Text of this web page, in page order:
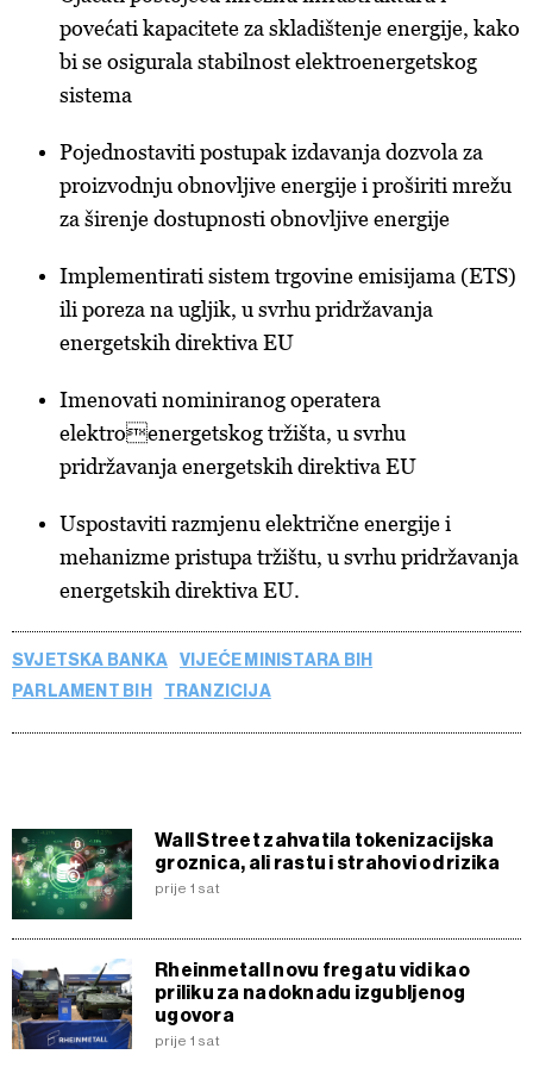
ažurirati klikom na „Prikaži detalje“. Privolu možete u bilo
kojem trenutku povući bez negativnih posljedica.
povećati kapacitete za skladištenje energije, kako
bi se osigurala stabilnost elektroenergetskog
sistema
Pojednostaviti postupak izdavanja dozvola za
proizvodnju obnovljive energije i proširiti mrežu
za širenje dostupnosti obnovljive energije
Implementirati sistem trgovine emisijama (ETS)
ili poreza na ugljik, u svrhu pridržavanja
energetskih direktiva EU
Imenovati nominiranog operatera
elektroenergetskog tržišta, u svrhu
pridržavanja energetskih direktiva EU
Uspostaviti razmjenu električne energije i
mehanizme pristupa tržištu, u svrhu pridržavanja
energetskih direktiva EU.
SVJETSKA BANKA VIJEĆE MINISTARA BIH
PARLAMENT BIH
TRANZICIJA
Wall Street zahvatila tokenizacijska
groznica, ali rastu i strahovi od rizika
prije 1 sat
Rheinmetall novu fregatu vidi kao
priliku za nadoknadu izgubljenog
ugovora
prije 1 sat